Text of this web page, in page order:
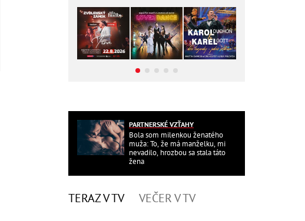
PARTNERSKÉ VZŤAHY
Bola som milenkou ženatého
muža: To, že má manželku, mi
nevadilo, hrozbou sa stala táto
žena
TERAZ V TV VEČER V TV